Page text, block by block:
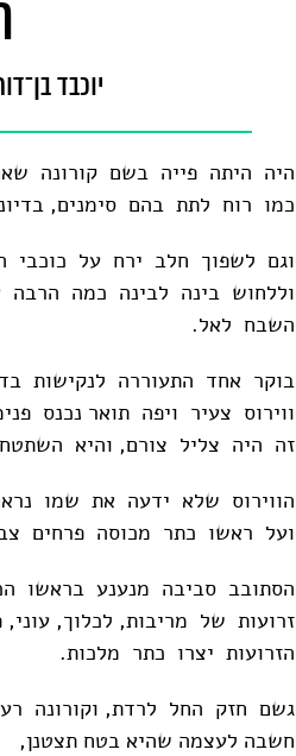
יוכבד
היה היתה פייה בשם קורונה
כמו רוח לתת בהם סימנים,
וגם לשפוך חלב ירח על כוכבי
וללחוש בינה לבינה כמה הרבה
השבח לאל.
בוקר אחד התעוררה לנקישות
ווירוס צעיר ויפה תואר נכנס
זה היה צליל צורם, והיא
הווירוס שלא ידעה את שמו
ועל ראשו כתר מכוסה פרחים
הסתובב סביבה מנענע בראשו
זרועות של מריבות, לכלוך,
הזרועות יצרו כתר מלכות.
גשם חזק החל לרדת, וקורונה
חשבה לעצמה שהיא בטח תצטנן,